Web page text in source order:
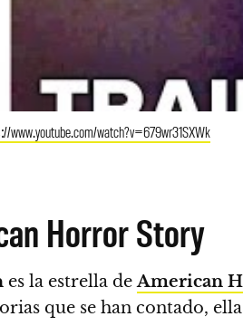
www.youtube.com/watch?v=679wr31SXWk
Horror Story
es la estrella deAmerican
que se han contado,